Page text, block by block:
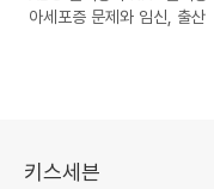
아세포증 문제와 임신, 출산
키스세븐